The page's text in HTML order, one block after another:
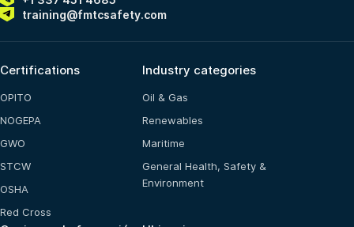
training@fmtcsafety.com
Certifications
OPITO
NOGEPA
GWO
STCW
OSHA
Red Cross
Industry categories
Oil & Gas
Renewables
Maritime
General Health, Safety &
Environment